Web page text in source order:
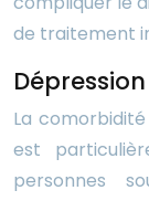
de traitement
La
est
personnes